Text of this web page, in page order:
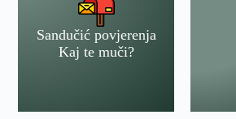
Sandučić povjerenja
Kaj te muči?